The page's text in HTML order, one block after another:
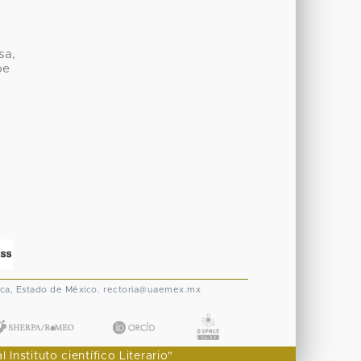
Estado de México. rectoria@uaemex.mx
Instituto científico Literario"